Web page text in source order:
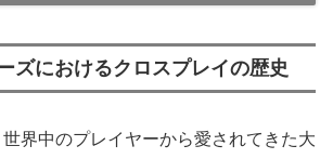
ズにおけるクロスプレイの歴史
界中のプレイヤーから愛されてきた大